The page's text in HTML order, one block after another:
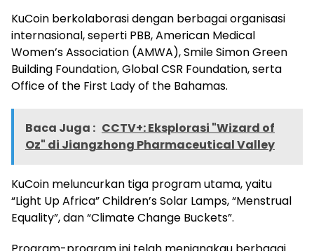
KuCoin berkolaborasi dengan berbagai organisasi
internasional, seperti PBB, American Medical
Women’s Association (AMWA), Smile Simon Green
Building Foundation, Global CSR Foundation, serta
Office of the First Lady of the Bahamas.
Baca Juga : CCTV+: Eksplorasi "Wizard of
Oz" di Jiangzhong Pharmaceutical Valley
KuCoin meluncurkan tiga program utama, yaitu
“Light Up Africa” Children’s Solar Lamps, “Menstrual
Equality”, dan “Climate Change Buckets”.